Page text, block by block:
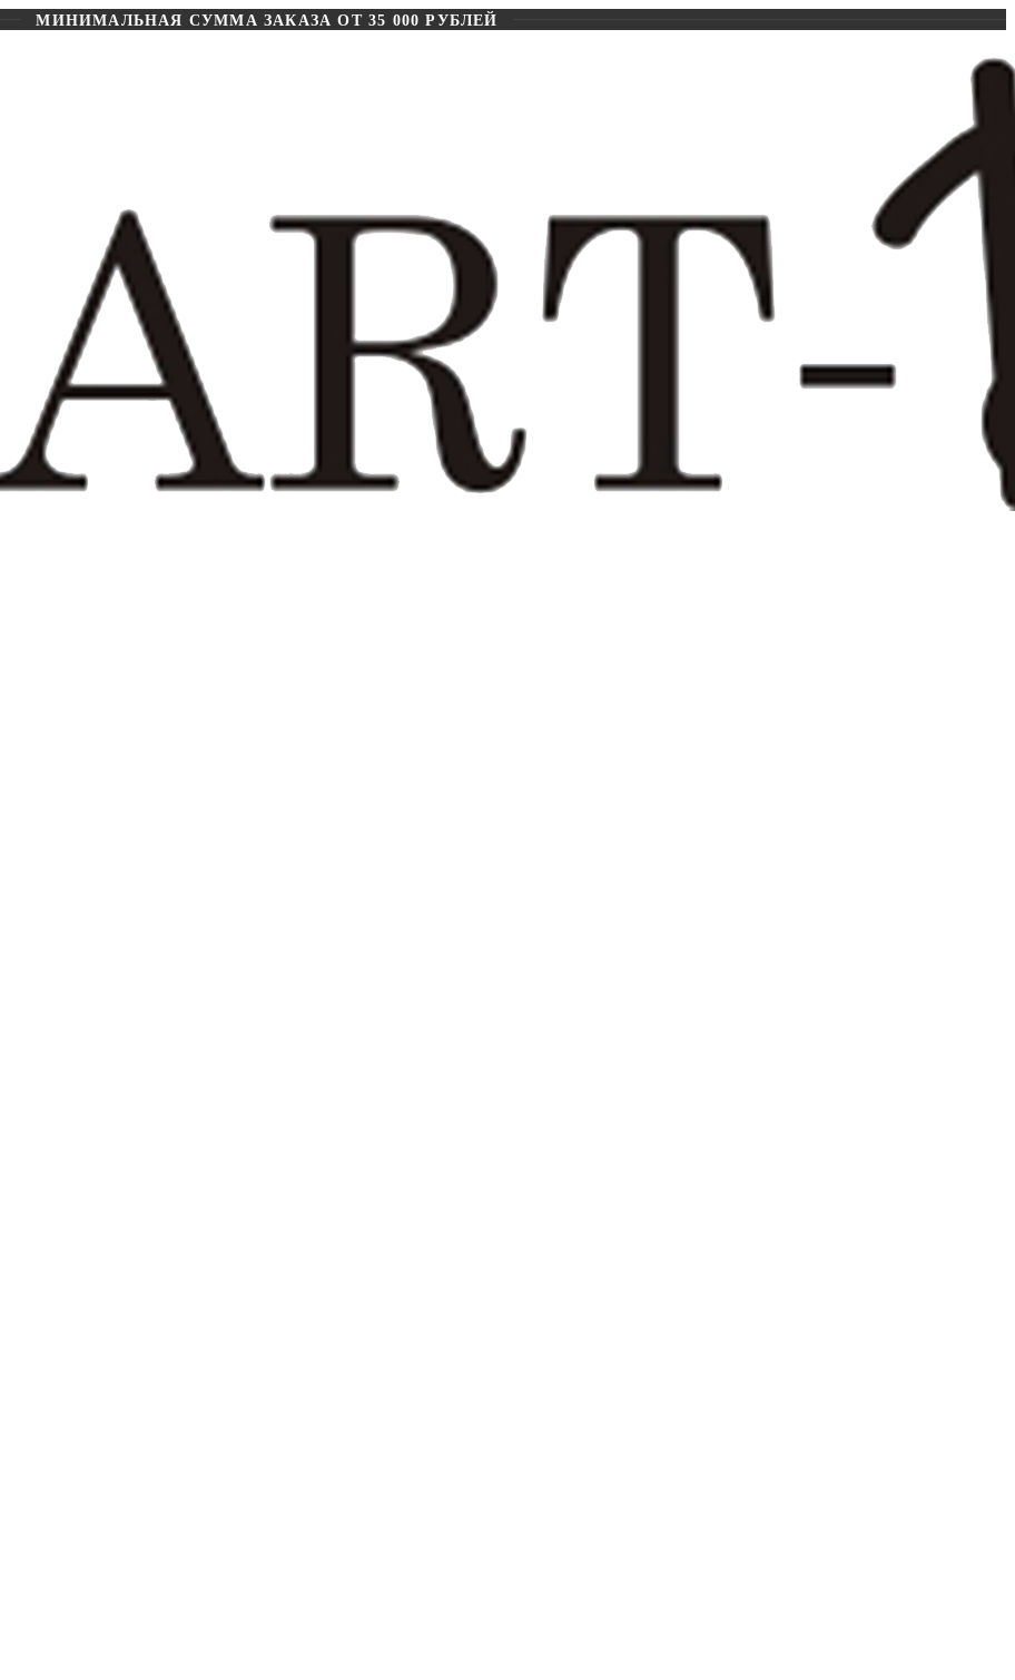
МИНИМАЛЬНАЯ СУММА ЗАКАЗА ОТ 35 000 РУБЛЕЙ